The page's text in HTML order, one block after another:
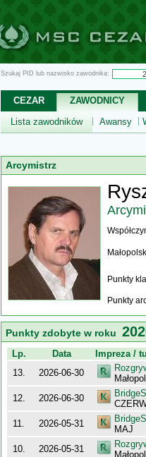
Szukaj PID lub nazwisko zawodnika:
CEZAR ZAWODNICY
Lista zawodników
Awansy
Arcymistrz
Punkty
Punkty
Punkty zdobyte w roku
Lp. Data Impreza /
13.
2026-06-30
12. 2026-06-30
11. 2026-05-31
MAJ
10. 2026-05-31